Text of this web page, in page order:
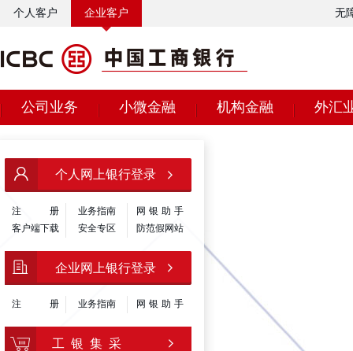
个人客户 企业客户 无
公司业务 小微金融 机构金融 外汇
个人网上银行登录
注 册 业务指南
网银助手
客户端下载
安全专区 防范假网站
企业网上银行登录
注 册 业务指南 网银助手
工 银 集 采